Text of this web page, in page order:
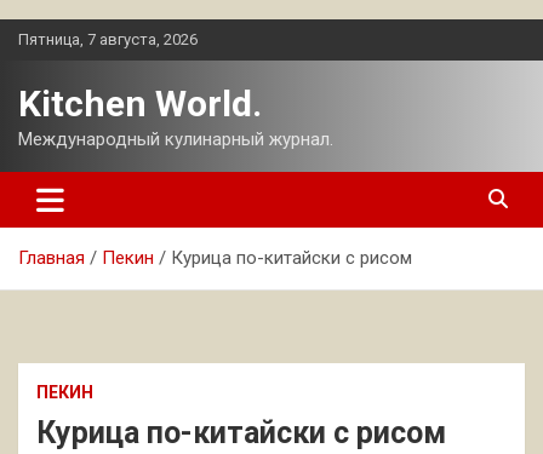
Перейти
Пятница, 7 августа, 2026
Kitchen World.
Международный кулинарный журнал.
Главная Пекин Курица по-китайски с рисом
ПЕКИН
Курица по-китайски с рисом